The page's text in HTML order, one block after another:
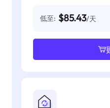
低至: $85.43/天